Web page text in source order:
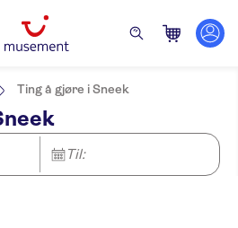
guidede
Ting å gjøre i Sneek
Til: